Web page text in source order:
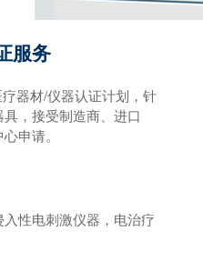
服务
器材/仪器认证计划，针
，接受制造商、进口
申请。
性电刺激仪器，电治疗